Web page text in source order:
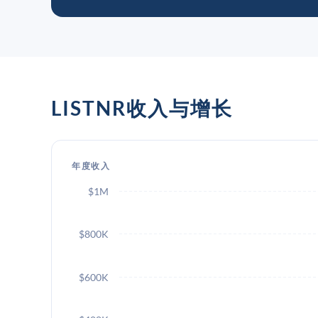
LISTNR收入与增长
年度收入
$600K
$800K
$1M